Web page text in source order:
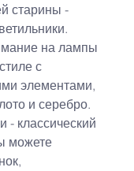
старины -
на лампы
с
элементами,
и серебро.
- классический
можете